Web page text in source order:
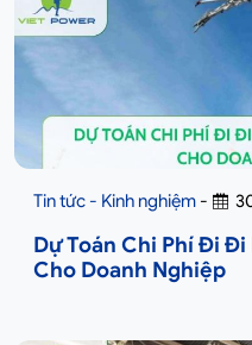
Tin tức - Kinh nghiệm -
Dự Toán Chi Phí Đi Đi
Cho Doanh Nghiệp